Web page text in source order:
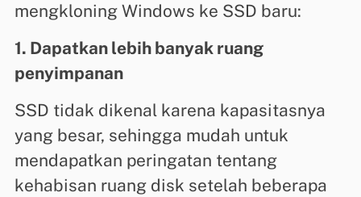
mengkloning Windows ke SSD baru:
1. Dapatkan lebih banyak ruang
penyimpanan
SSD tidak dikenal karena kapasitasnya
yang besar, sehingga mudah untuk
mendapatkan peringatan tentang
kehabisan ruang disk setelah beberapa